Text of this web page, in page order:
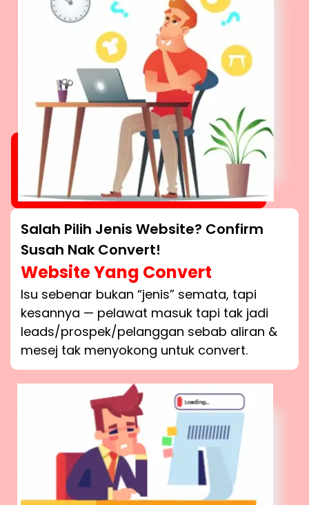
Salah Pilih Jenis Website? Confirm
Susah Nak Convert!
Website Yang Convert
Isu sebenar bukan “jenis” semata, tapi
kesannya — pelawat masuk tapi tak jadi
leads/prospek/pelanggan sebab aliran &
mesej tak menyokong untuk convert.